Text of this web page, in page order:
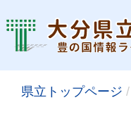
県立トップページ